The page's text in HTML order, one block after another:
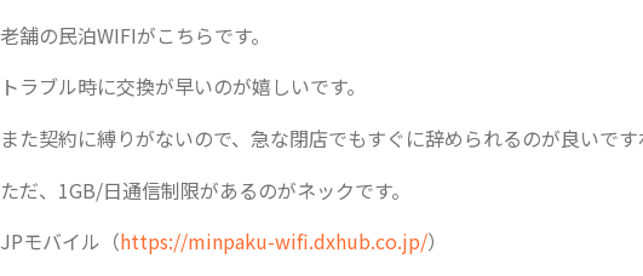
老舗の民泊WIFIがこちらです。
トラブル時に交換が早いのが嬉しいです。
また契約に縛りがないので、急な閉店でもすぐに辞められるのが良いです
ただ、1GB/日通信制限があるのがネックです。
JPモバイル（https://minpaku-wifi.dxhub.co.jp/）